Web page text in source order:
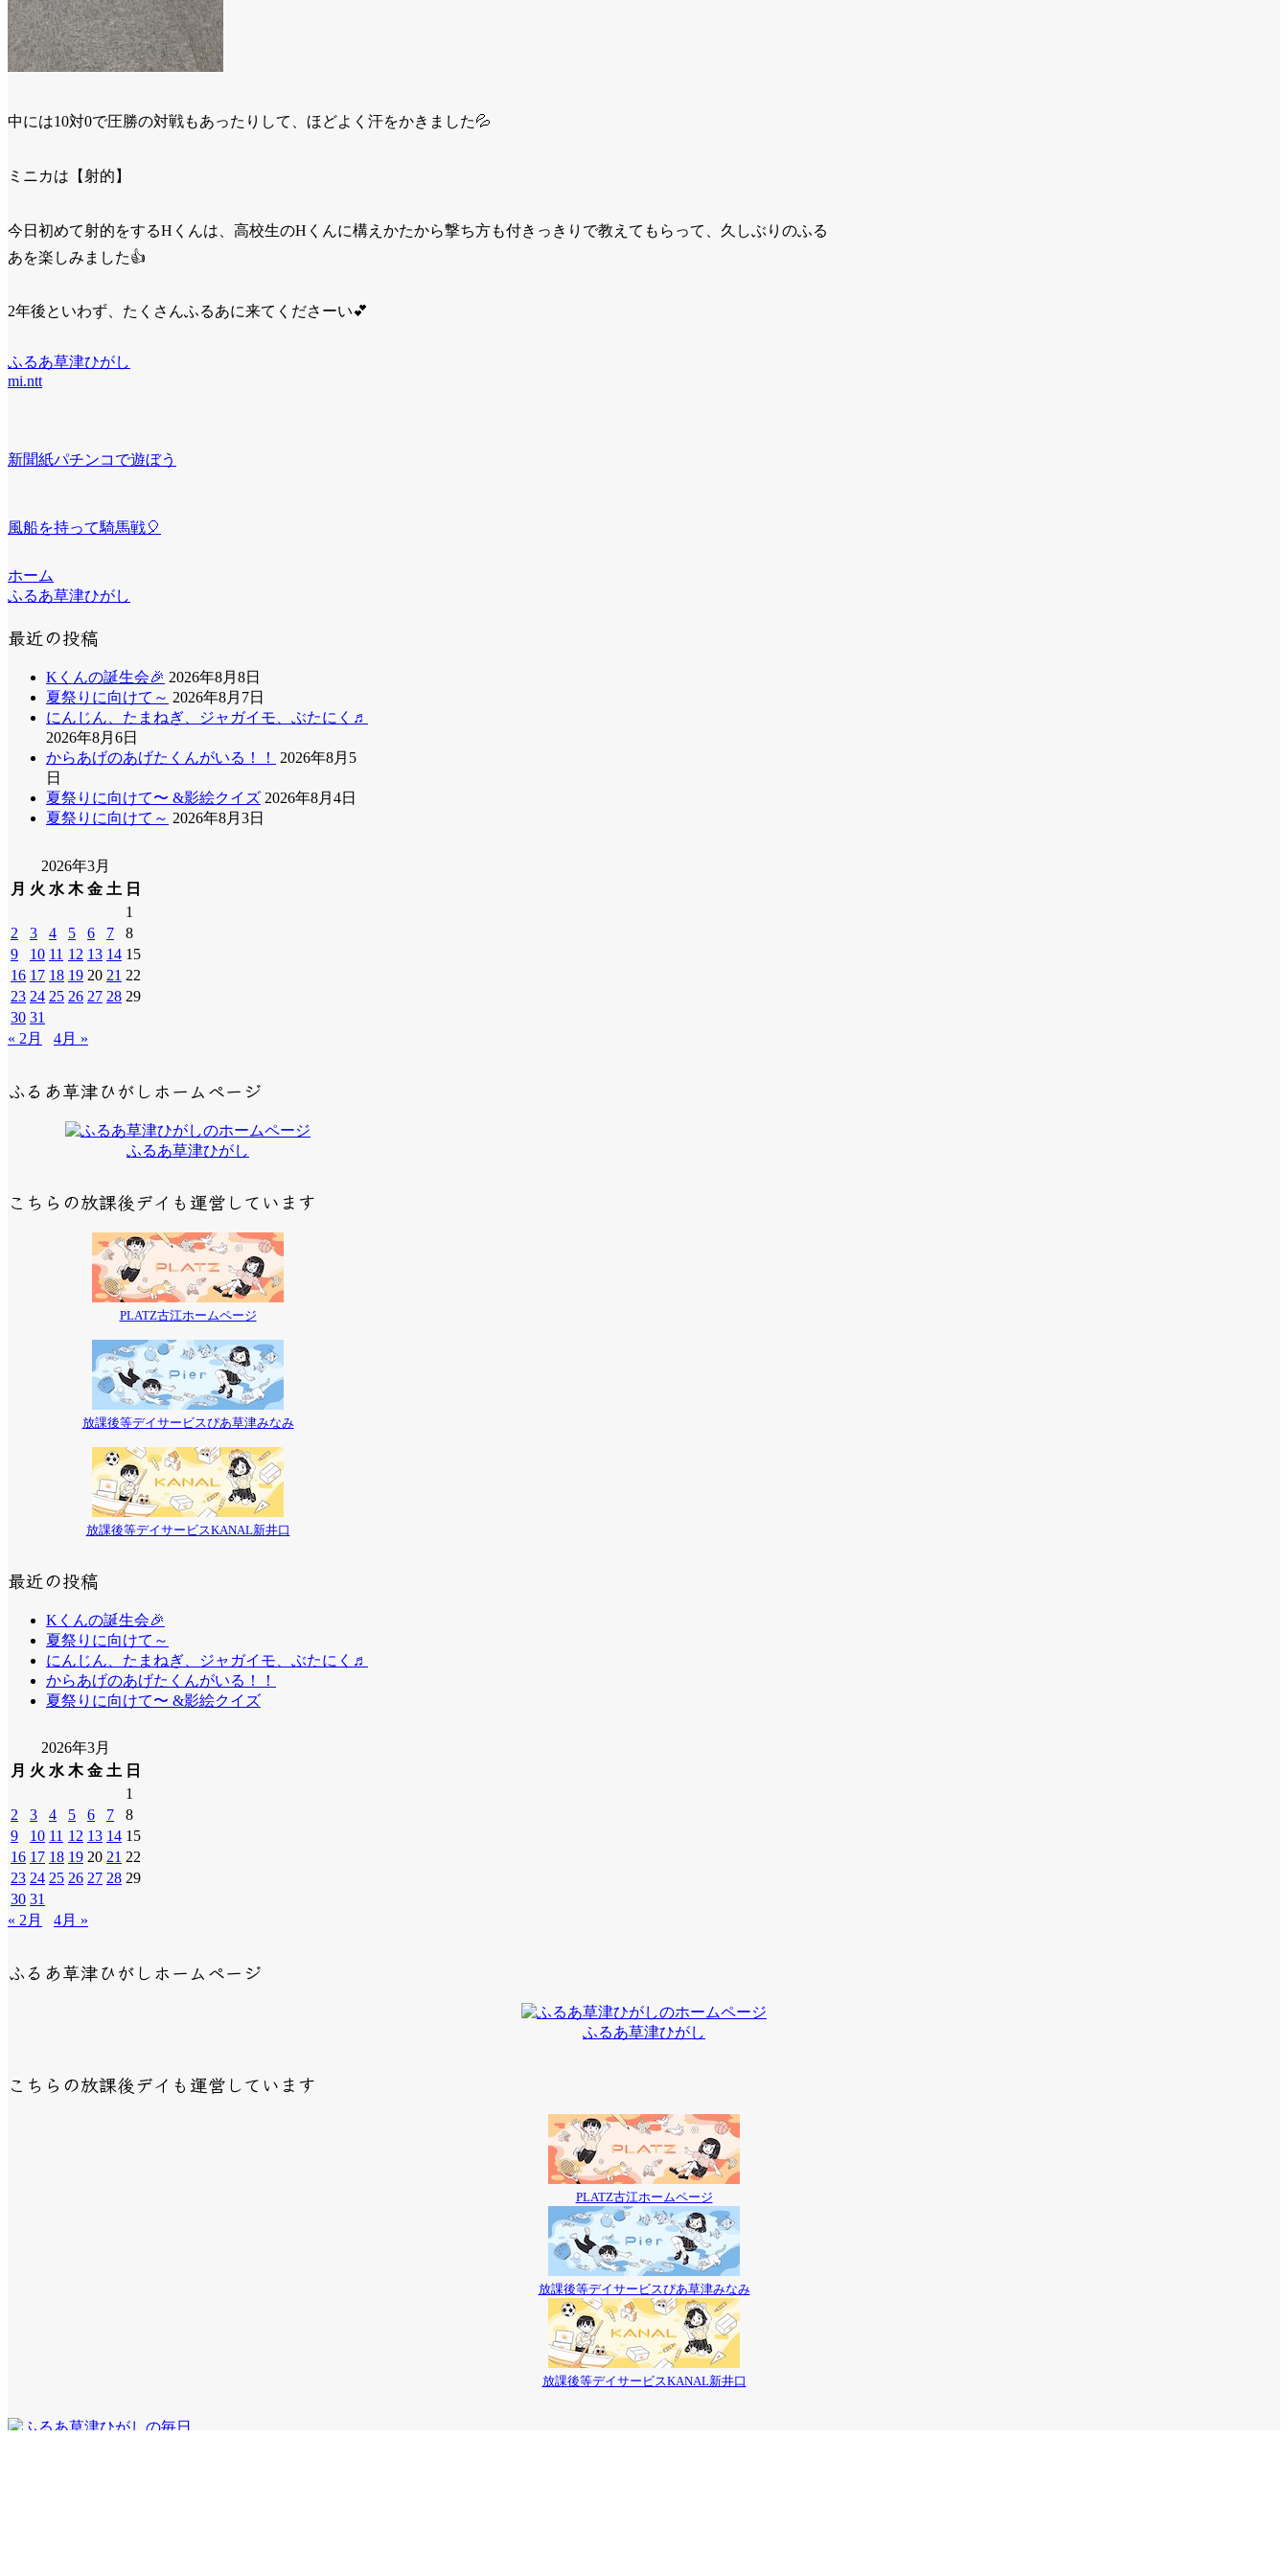
中には10対0で圧勝の対戦もあったりして、ほどよく汗をかきました💦
ミニカは【射的】
今日初めて射的をするH くんは、高校生のH くんに構えかたから撃ち方も付きっきりで教えてもらって、久しぶりのふる
あを楽しみました👍
2年後といわず、たくさんふるあに来てくださーい💕
ふるあ草津ひがし
mi.ntt
新聞紙パチンコで遊ぼう
風船を持って騎馬戦🎈
ホーム
ふるあ草津ひがし
最近の投稿
Kくんの誕生会🎉 2026年8月8日
夏祭りに向けて～ 2026年8月7日
にんじん、たまねぎ、ジャガイモ、ぶたにく♬
2026年8月6日
からあげのあげたくんがいる！！
2026年8月5
日
夏祭りに向けて〜 &影絵クイズ 2026年8月4日
夏祭りに向けて～ 2026年8月3日
2026年3月
月 火 水 木 金 土 日
1
2
3 4 5 6 7
8
9
10 11 12 13 14 15
16 17 18 19 20 21 22
23 24 25 26 27 28 29
30 31
« 2月
4月 »
ふるあ草津ひがしホームページ
ふるあ草津ひがし
こちらの放課後デイも運営しています
PLATZ古江ホームページ
放課後等デイサービスぴあ草津みなみ
放課後等デイサービスKANAL新井口
最近の投稿
Kくんの誕生会🎉
夏祭りに向けて～
にんじん、たまねぎ、ジャガイモ、ぶたにく♬
からあげのあげたくんがいる！！
夏祭りに向けて〜 &影絵クイズ
2026年3月
月 火 水 木 金 土 日
1
2
3 4 5 6 7
8
9
10 11 12 13 14 15
16 17 18 19 20 21 22
23 24 25 26 27 28 29
30 31
« 2月
4月 »
ふるあ草津ひがしホームページ
ふるあ草津ひがし
こちらの放課後デイも運営しています
PLATZ古江ホームページ
放課後等デイサービスぴあ草津みなみ
放課後等デイサービスKANAL新井口